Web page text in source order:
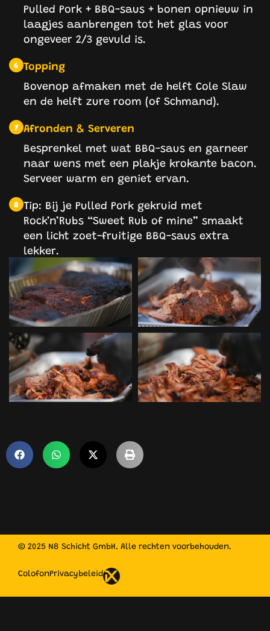
Pulled Pork + BBQ-saus + bonen opnieuw in
laagjes aanbrengen tot het glas voor
ongeveer 2/3 gevuld is.
6 Topping
Bovenop afmaken met de helft Cole Slaw
en de helft zure room (of Schmand).
7 Afronden & Serveren
Besprenkel met wat BBQ-saus en garneer
naar wens met een plakje krokante bacon.
Serveer warm en geniet ervan.
8 Tip: Bij je Pulled Pork gekruid met
Rock’n’Rubs “Sweet Rub of mine” smaakt
een licht zoet-fruitige BBQ-saus extra
lekker.
© 2025 N8 Schicht GmbH. Alle rechten voorbehouden.
ColofonPrivacybeleid